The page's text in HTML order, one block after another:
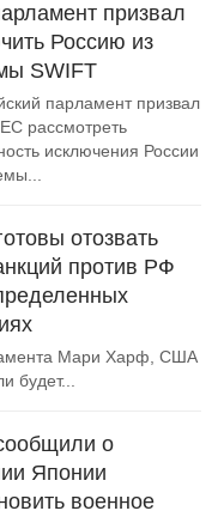
призвал
Россию из
SWIFT
парламент призвал
рассмотреть
исключения России
отозвать
против РФ
Мари Харф, США
будет...
о
Японии
военное